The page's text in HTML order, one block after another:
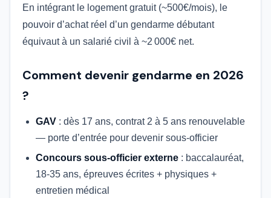
En intégrant le logement gratuit (~500€/mois), le
pouvoir d’achat réel d’un gendarme débutant
équivaut à un salarié civil à ~2 000€ net.
Comment devenir gendarme en 2026
?
GAV : dès 17 ans, contrat 2 à 5 ans renouvelable
— porte d’entrée pour devenir sous-officier
Concours sous-officier externe : baccalauréat,
18-35 ans, épreuves écrites + physiques +
entretien médical